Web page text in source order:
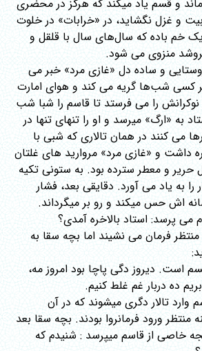
و قسم یاد میکند که هرگز در محضری
و غزل نگشاید، در «خرابات» در خلوت
خم باده که سال‌های سال با قلقل و
منزوی می شود.
و ساده دل «غازی مرد» خبر می
کسی شب‌ها گریه می کند و هوای امارت
نوکرانش را می فرستد تا قاسم را شبا شب
به «ارگ» میرسد و او را تنهای تنها در
می کنند در همان تالاری که شبی با
داشت و «غازی مرد» مروارید های غلتان
و معطر سترده بود. به ستونی تکیه
را به یاد می آورد. دقایقی بعد، فشار
اش حس میکند و رو بر میگرداند.
می پرسد: استاد بالاخره آمدی؟
فرمان می نشیند اما بچه سقا به
است. دیروز دگی پاچا بود امروز مه،
بریم ده دربار غم غلط کنیم.
تالار دگری میشوند که در آن
منتظر ورود فرمانروا بودند. بچه سقا بعد
خاصی از قاسم میپرسد : شنیدم که